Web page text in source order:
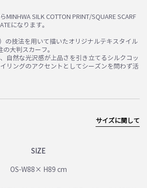
MINHWA SILK COTTON PRINT/SQUARE SCARF
になります。
の技法を用いて描いたオリジナルテキスタイル
大判スカーフ。
自然な光沢感が上品さを引き立てるシルクコッ
リングのアクセントとしてシーズンを問わず活
SIZE
OS-W88× H89 cm
サイズに関して